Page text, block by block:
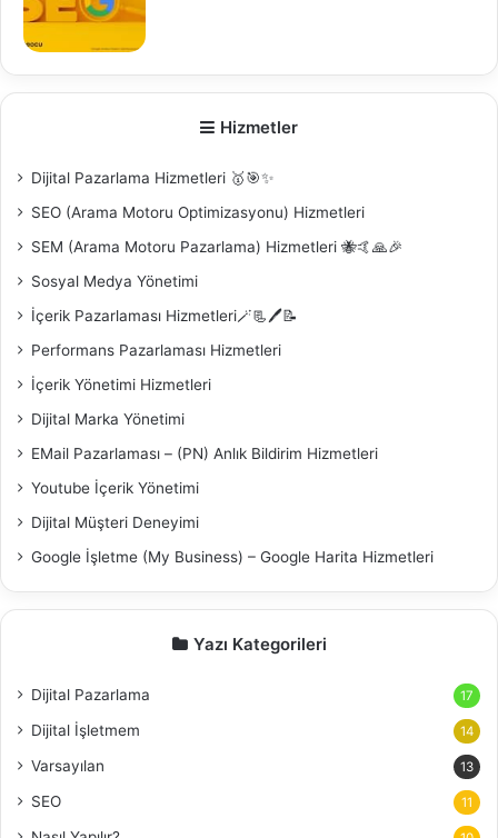
0
Hizmetler
Dijital Pazarlama Hizmetleri 🥇🎯✨
SEO (Arama Motoru Optimizasyonu) Hizmetleri
SEM (Arama Motoru Pazarlama) Hizmetleri 🐝🤙🙏🎉
Sosyal Medya Yönetimi
İçerik Pazarlaması Hizmetleri🪄📃🖊️📝
Performans Pazarlaması Hizmetleri
İçerik Yönetimi Hizmetleri
Dijital Marka Yönetimi
EMail Pazarlaması – (PN) Anlık Bildirim Hizmetleri
Youtube İçerik Yönetimi
Dijital Müşteri Deneyimi
Google İşletme (My Business) – Google Harita Hizmetleri
Yazı Kategorileri
Dijital Pazarlama 17
Dijital İşletmem 14
Varsayılan 13
SEO 11